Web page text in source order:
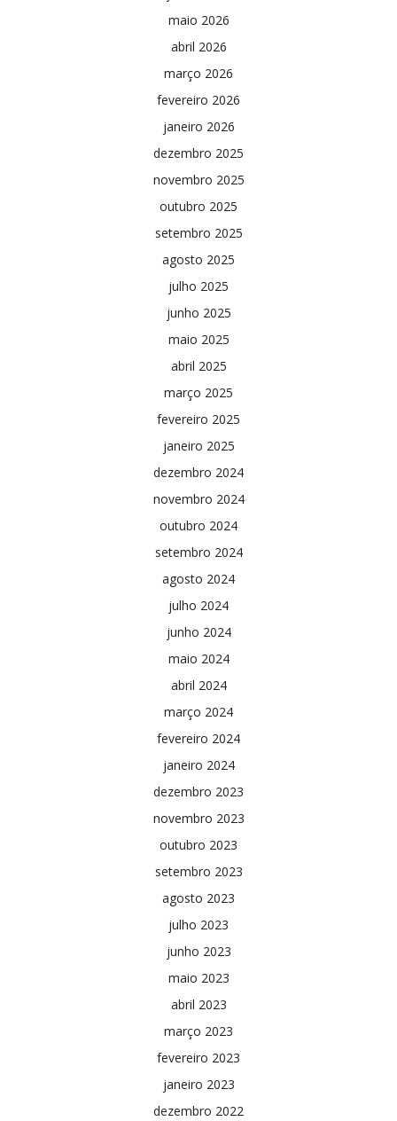
maio 2026
abril 2026
março 2026
fevereiro 2026
janeiro 2026
dezembro 2025
novembro 2025
outubro 2025
setembro 2025
agosto 2025
julho 2025
junho 2025
maio 2025
abril 2025
março 2025
fevereiro 2025
janeiro 2025
dezembro 2024
novembro 2024
outubro 2024
setembro 2024
agosto 2024
julho 2024
junho 2024
maio 2024
abril 2024
março 2024
fevereiro 2024
janeiro 2024
dezembro 2023
novembro 2023
outubro 2023
setembro 2023
agosto 2023
julho 2023
junho 2023
maio 2023
abril 2023
março 2023
fevereiro 2023
janeiro 2023
dezembro 2022